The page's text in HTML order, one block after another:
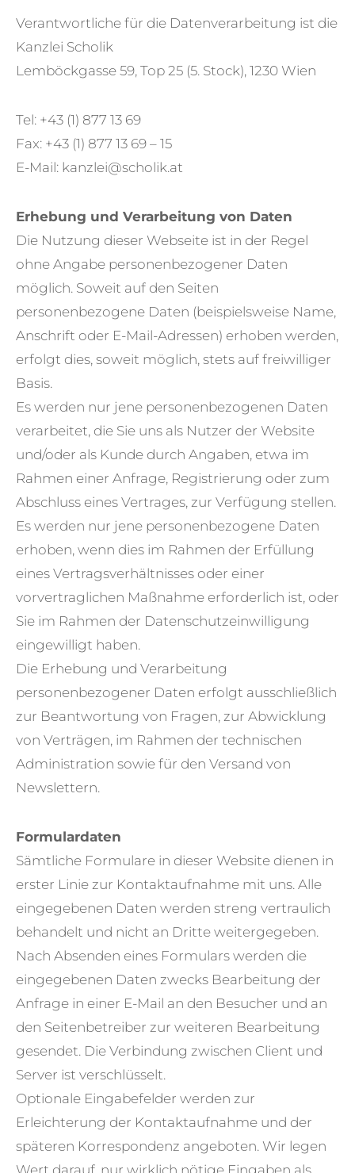
Verantwortliche für die Datenverarbeitung ist die
Kanzlei Scholik
Lemböckgasse 59, Top 25 (5. Stock), 1230 Wien
Tel: +43 (1) 877 13 69
Fax: +43 (1) 877 13 69 – 15
E-Mail: kanzlei@scholik.at
Erhebung und Verarbeitung von Daten
Die Nutzung dieser Webseite ist in der Regel
ohne Angabe personenbezogener Daten
möglich. Soweit auf den Seiten
personenbezogene Daten (beispielsweise Name,
Anschrift oder E-Mail-Adressen) erhoben werden,
erfolgt dies, soweit möglich, stets auf freiwilliger
Basis.
Es werden nur jene personenbezogenen Daten
verarbeitet, die Sie uns als Nutzer der Website
und/oder als Kunde durch Angaben, etwa im
Rahmen einer Anfrage, Registrierung oder zum
Abschluss eines Vertrages, zur Verfügung stellen.
Es werden nur jene personenbezogene Daten
erhoben, wenn dies im Rahmen der Erfüllung
eines Vertragsverhältnisses oder einer
vorvertraglichen Maßnahme erforderlich ist, oder
Sie im Rahmen der Datenschutzeinwilligung
eingewilligt haben.
Die Erhebung und Verarbeitung
personenbezogener Daten erfolgt ausschließlich
zur Beantwortung von Fragen, zur Abwicklung
von Verträgen, im Rahmen der technischen
Administration sowie für den Versand von
Newslettern.
Formulardaten
Sämtliche Formulare in dieser Website dienen in
erster Linie zur Kontaktaufnahme mit uns. Alle
eingegebenen Daten werden streng vertraulich
behandelt und nicht an Dritte weitergegeben.
Nach Absenden eines Formulars werden die
eingegebenen Daten zwecks Bearbeitung der
Anfrage in einer E-Mail an den Besucher und an
den Seitenbetreiber zur weiteren Bearbeitung
gesendet. Die Verbindung zwischen Client und
Server ist verschlüsselt.
Optionale Eingabefelder werden zur
Erleichterung der Kontaktaufnahme und der
späteren Korrespondenz angeboten. Wir legen
Wert darauf, nur wirklich nötige Eingaben als